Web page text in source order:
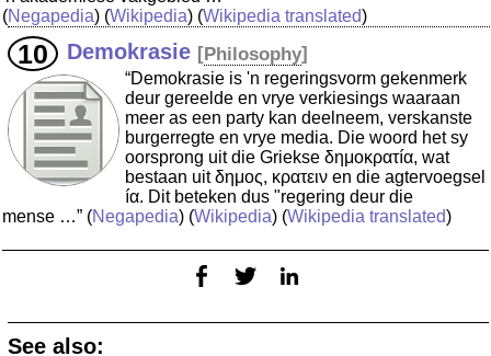
(Negapedia) (Wikipedia) (Wikipedia translated)
Demokrasie [Philosophy]
“Demokrasie is 'n regeringsvorm gekenmerk
deur gereelde en vrye verkiesings waaraan
meer as een party kan deelneem, verskanste
burgerregte en vrye media. Die woord het sy
oorsprong uit die Griekse δημοκρατíα, wat
bestaan uit δημος, κρατειν en die agtervoegsel
íα. Dit beteken dus "regering deur die
mense …” (Negapedia) (Wikipedia) (Wikipedia translated)
See also: